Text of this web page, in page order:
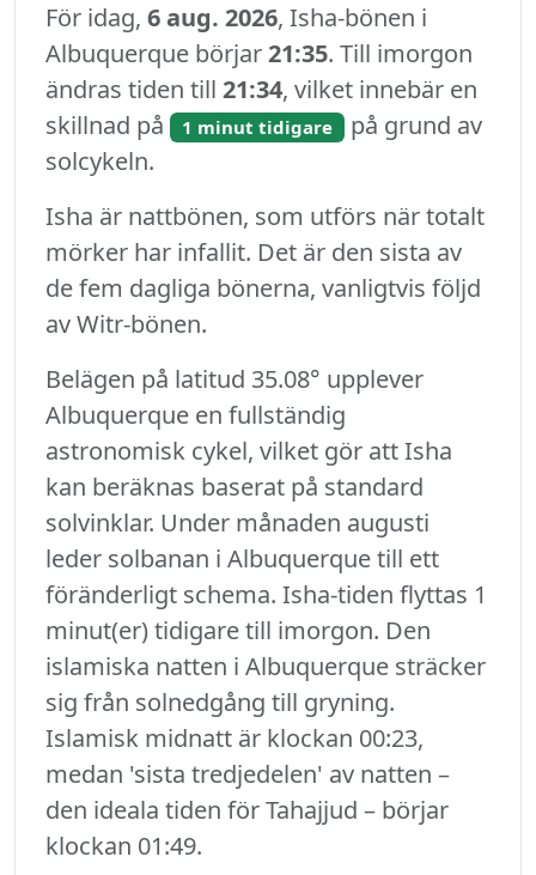
För idag, 6 aug. 2026, Isha-bönen i
Albuquerque börjar21:35. Till imorgon
ändras tiden till 21:34, vilket innebär en
skillnad på
1 minut tidigare på grund av
solcykeln.
Isha är nattbönen, som utförs när totalt
mörker har infallit. Det är den sista av
de fem dagliga bönerna, vanligtvis följd
av Witr-bönen.
Belägen på latitud 35.08° upplever
Albuquerque en fullständig
astronomisk cykel, vilket gör att Isha
kan beräknas baserat på standard
solvinklar. Under månaden augusti
leder solbanan i Albuquerque till ett
föränderligt schema. Isha-tiden flyttas 1
minut(er) tidigare till imorgon. Den
islamiska natten i Albuquerque sträcker
sig från solnedgång till gryning.
Islamisk midnatt är klockan 00:23,
medan 'sista tredjedelen' av natten –
den ideala tiden för Tahajjud – börjar
klockan 01:49.